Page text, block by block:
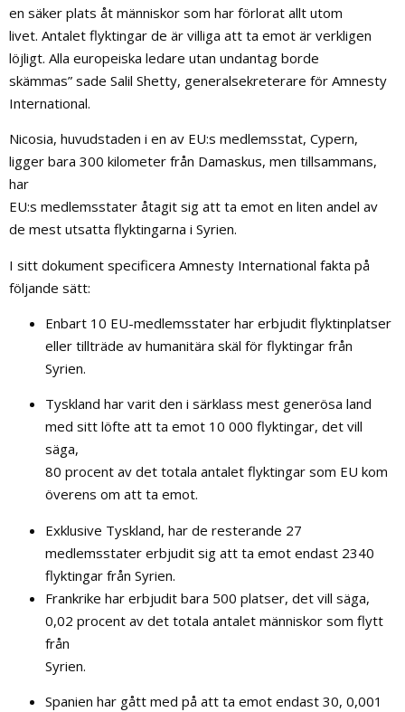
en säker plats åt människor som har förlorat allt utom
livet. Antalet flyktingar de är villiga att ta emot är verkligen
löjligt. Alla europeiska ledare utan undantag borde
skämmas” sade Salil Shetty, generalsekreterare för Amnesty
International.
Nicosia, huvudstaden i en av EU:s medlemsstat, Cypern,
ligger bara 300 kilometer från Damaskus, men tillsammans,
har
EU:s medlemsstater åtagit sig att ta emot en liten andel av
de mest utsatta flyktingarna i Syrien.
I sitt dokument specificera Amnesty International fakta på
följande sätt:
Enbart 10 EU-medlemsstater har erbjudit flyktinplatser
eller tillträde av humanitära skäl för flyktingar från
Syrien.
Tyskland har varit den i särklass mest generösa land
med sitt löfte att ta emot 10 000 flyktingar, det vill
säga,
80 procent av det totala antalet flyktingar som EU kom
överens om att ta emot.
Exklusive Tyskland, har de resterande 27
medlemsstater erbjudit sig att ta emot endast 2340
flyktingar från Syrien.
Frankrike har erbjudit bara 500 platser, det vill säga,
0,02 procent av det totala antalet människor som flytt
från
Syrien.
Spanien har gått med på att ta emot endast 30, 0,001